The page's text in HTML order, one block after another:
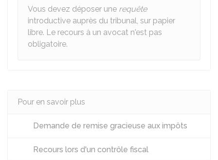
Vous devez déposer une requête
introductive auprès du tribunal, sur papier
libre. Le recours à un avocat n'est pas
obligatoire.
Pour en savoir plus
Demande de remise gracieuse aux impôts
Recours lors d'un contrôle fiscal